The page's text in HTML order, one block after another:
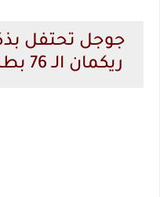
جوجل تحتفل
ريكمان الـ 76 بطل سلسلة هاري بوتر